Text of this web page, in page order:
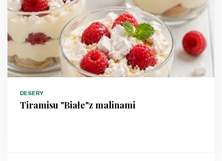
DESERY
Tiramisu "Białe"z malinami